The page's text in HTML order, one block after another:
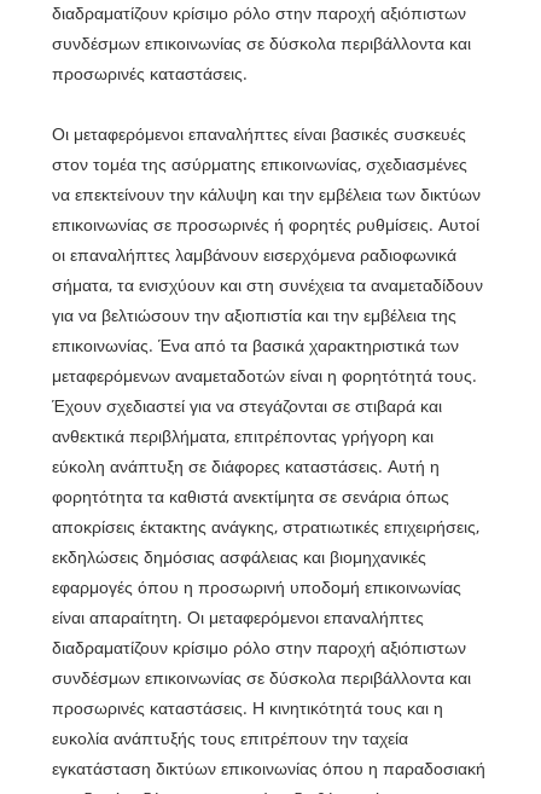
διαδραματίζουν κρίσιμο ρόλο στην παροχή αξιόπιστων
συνδέσμων επικοινωνίας σε δύσκολα περιβάλλοντα και
προσωρινές καταστάσεις.
Οι μεταφερόμενοι επαναλήπτες είναι βασικές συσκευές
στον τομέα της ασύρματης επικοινωνίας, σχεδιασμένες
να επεκτείνουν την κάλυψη και την εμβέλεια των δικτύων
επικοινωνίας σε προσωρινές ή φορητές ρυθμίσεις. Αυτοί
οι επαναλήπτες λαμβάνουν εισερχόμενα ραδιοφωνικά
σήματα, τα ενισχύουν και στη συνέχεια τα αναμεταδίδουν
για να βελτιώσουν την αξιοπιστία και την εμβέλεια της
επικοινωνίας. Ένα από τα βασικά χαρακτηριστικά των
μεταφερόμενων αναμεταδοτών είναι η φορητότητά τους.
Έχουν σχεδιαστεί για να στεγάζονται σε στιβαρά και
ανθεκτικά περιβλήματα, επιτρέποντας γρήγορη και
εύκολη ανάπτυξη σε διάφορες καταστάσεις. Αυτή η
φορητότητα τα καθιστά ανεκτίμητα σε σενάρια όπως
αποκρίσεις έκτακτης ανάγκης, στρατιωτικές επιχειρήσεις,
εκδηλώσεις δημόσιας ασφάλειας και βιομηχανικές
εφαρμογές όπου η προσωρινή υποδομή επικοινωνίας
είναι απαραίτητη. Οι μεταφερόμενοι επαναλήπτες
διαδραματίζουν κρίσιμο ρόλο στην παροχή αξιόπιστων
συνδέσμων επικοινωνίας σε δύσκολα περιβάλλοντα και
προσωρινές καταστάσεις. Η κινητικότητά τους και η
ευκολία ανάπτυξής τους επιτρέπουν την ταχεία
εγκατάσταση δικτύων επικοινωνίας όπου η παραδοσιακή